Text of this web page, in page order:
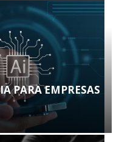
PARA EMPRESAS